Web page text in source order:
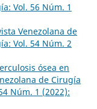
Vol. 56 Núm. 1
Venezolana de
Vol. 54 Núm. 2
ósea en
de Cirugía
Núm. 1 (2022):